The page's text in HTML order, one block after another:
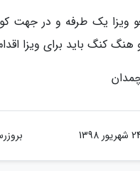
ویزا یک طرفه و در جهت
کنگ باید برای ویزا
1398